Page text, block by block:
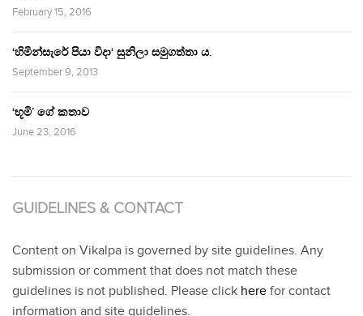
February 15, 2016
‘හිමින්සැරේ පියා විදා‘ සුනිලා සමුගත්තා ය.
September 9, 2013
‘භූමි’ ගේ කතාව
June 23, 2016
GUIDELINES & CONTACT
Content on Vikalpa is governed by site guidelines. Any
submission or comment that does not match these
guidelines is not published. Please click here for contact
information and site guidelines.